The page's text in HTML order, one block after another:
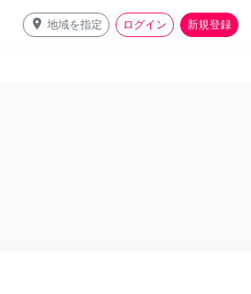
place 地域を指定 ログイン 新規登録